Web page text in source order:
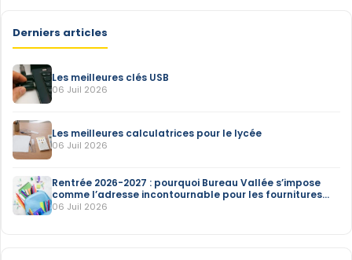
Derniers articles
Les meilleures clés USB
06 Juil 2026
Les meilleures calculatrices pour le lycée
06 Juil 2026
Rentrée 2026-2027 : pourquoi Bureau Vallée s’impose
comme l’adresse incontournable pour les fournitures
scolaires
06 Juil 2026